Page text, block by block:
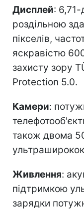
Дисплей:
роздільною
пікселів,
яскравістю
захисту зору
Protection 5.0.
Камери:
також двома
Живлення:
підтримкою
зарядки